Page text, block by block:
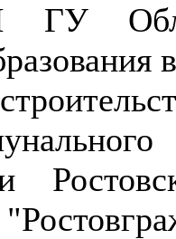
ГУ